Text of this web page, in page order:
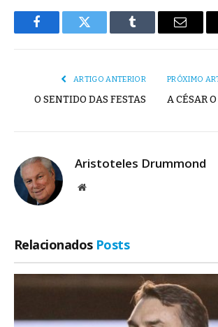
FacebookTwitter Tumblr
E-
ARTIGO ANTERIOR
O SENTIDO DAS FESTAS
PRÓXIMO
A CÉSAR
Aristoteles Drummond
Site
Relacionados Posts